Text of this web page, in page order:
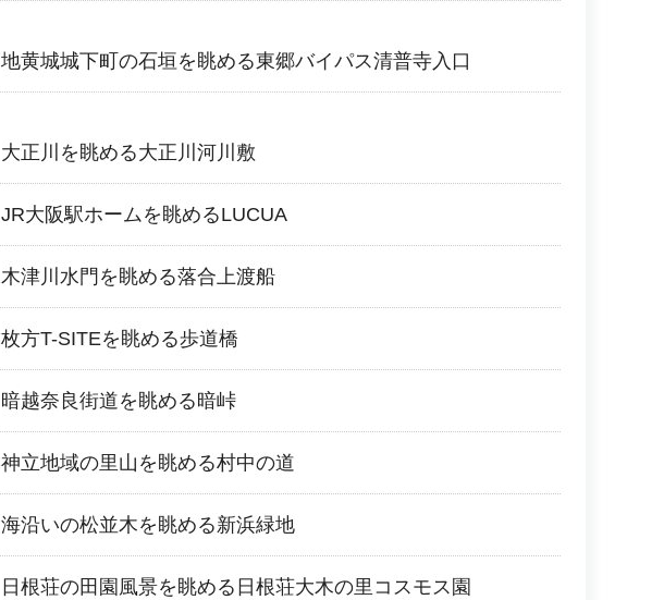
地黄城城下町の石垣を眺める東郷バイパス清普寺入口
大正川を眺める大正川河川敷
JR大阪駅ホームを眺めるLUCUA
木津川水門を眺める落合上渡船
枚方T-SITEを眺める歩道橋
暗越奈良街道を眺める暗峠
神立地域の里山を眺める村中の道
海沿いの松並木を眺める新浜緑地
日根荘の田園風景を眺める日根荘大木の里コスモス園